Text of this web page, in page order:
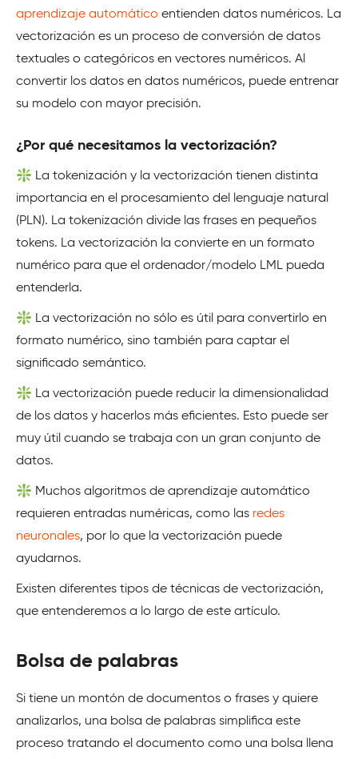
aprendizaje automático entienden datos numéricos. La
vectorización es un proceso de conversión de datos
textuales o categóricos en vectores numéricos. Al
convertir los datos en datos numéricos, puede entrenar
su modelo con mayor precisión.
¿Por qué necesitamos la vectorización?
❇️ La tokenización y la vectorización tienen distinta
importancia en el procesamiento del lenguaje natural
(PLN). La tokenización divide las frases en pequeños
tokens. La vectorización la convierte en un formato
numérico para que el ordenador/modelo LML pueda
entenderla.
❇️ La vectorización no sólo es útil para convertirlo en
formato numérico, sino también para captar el
significado semántico.
❇️ La vectorización puede reducir la dimensionalidad
de los datos y hacerlos más eficientes. Esto puede ser
muy útil cuando se trabaja con un gran conjunto de
datos.
❇️ Muchos algoritmos de aprendizaje automático
requieren entradas numéricas, como las redes
neuronales, por lo que la vectorización puede
ayudarnos.
Existen diferentes tipos de técnicas de vectorización,
que entenderemos a lo largo de este artículo.
Bolsa de palabras
Si tiene un montón de documentos o frases y quiere
analizarlos, una bolsa de palabras simplifica este
proceso tratando el documento como una bolsa llena